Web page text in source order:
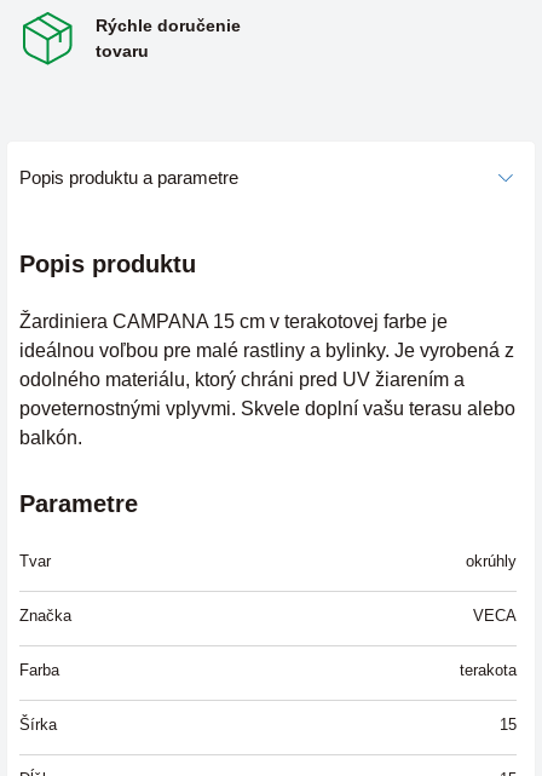
Rýchle doručenie
tovaru
Popis produktu a parametre
Popis produktu
Žardiniera CAMPANA 15 cm v terakotovej farbe je
ideálnou voľbou pre malé rastliny a bylinky. Je vyrobená z
odolného materiálu, ktorý chráni pred UV žiarením a
poveternostnými vplyvmi. Skvele doplní vašu terasu alebo
balkón.
Parametre
Tvar okrúhly
Značka VECA
Farba terakota
Šírka 15